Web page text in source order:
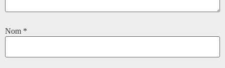
Nom *